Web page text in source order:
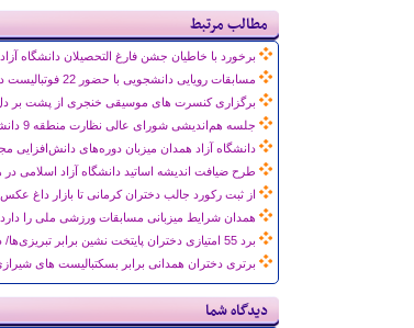
مطالب مرتبط
برخورد با خاطیان جشن فارغ التحصیلان دانشگاه
مسابقات رویایی دانشجویی با حضور 22 فوتبالیست در همدان آغاز شد
برگزاری کنسرت های موسیقی خنجری از پشت بر
جلسه هم‌اندیشی شورای عالی نظارت منطقه 9 دانشگاه آزاد در همدان برگزار شد
دانشگاه آزاد همدان میزبان دوره‌های دانش‌افزایی
طرح ضیافت اندیشه اساتید دانشگاه آزاد اسلامی در
از ثبت رکورد جالب دختران کرمانی‌ تا بازار داغ
همدان شرایط میزبانی مسابقات ورزشی ملی را دارد
برد 55 امتیازی دختران پایتخت نشین برابر تبریزی‌ها/ درخشش خواهران ثابت‌زاده برای تهرانی‌ها
برتری دختران همدانی برابر بسکتبالیست های
دیدگاه شما